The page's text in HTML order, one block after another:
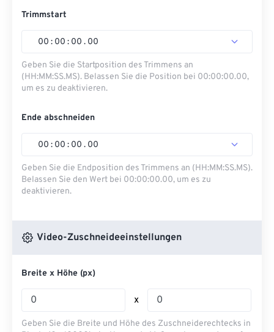
Trimmstart
00 : 00 : 00 . 00
Geben Sie die Startposition des Trimmens an
(HH:MM:SS.MS). Belassen Sie die Position bei 00:00:00.00,
um es zu deaktivieren.
Ende abschneiden
00 : 00 : 00 . 00
Geben Sie die Endposition des Trimmens an (HH:MM:SS.MS).
Belassen Sie den Wert bei 00:00:00.00, um es zu
deaktivieren.
Video-Zuschneideeinstellungen
Breite x Höhe (px)
x
Geben Sie die Breite und Höhe des Zuschneiderechtecks ​​in